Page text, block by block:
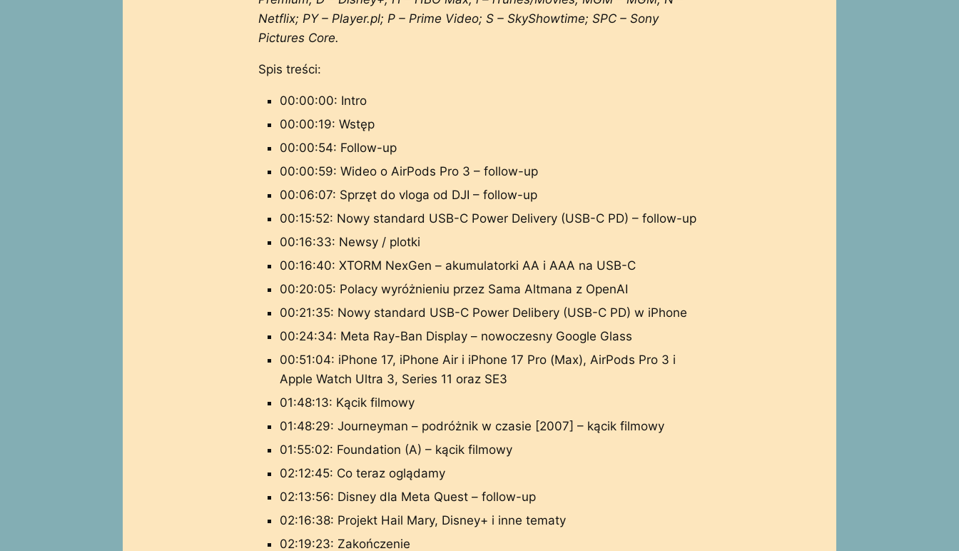
Netflix; PY – Player.pl; P – Prime Video; S – SkyShowtime; SPC – Sony
Pictures Core.
Spis treści:
00:00:00: Intro
00:00:19: Wstęp
00:00:54: Follow-up
00:00:59: Wideo o AirPods Pro 3 – follow-up
00:06:07: Sprzęt do vloga od DJI – follow-up
00:15:52: Nowy standard USB-C Power Delivery (USB-C PD) – follow-up
00:16:33: Newsy / plotki
00:16:40: XTORM NexGen – akumulatorki AA i AAA na USB-C
00:20:05: Polacy wyróżnieniu przez Sama Altmana z OpenAI
00:21:35: Nowy standard USB-C Power Delibery (USB-C PD) w iPhone
00:24:34: Meta Ray-Ban Display – nowoczesny Google Glass
00:51:04: iPhone 17, iPhone Air i iPhone 17 Pro (Max), AirPods Pro 3 i
Apple Watch Ultra 3, Series 11 oraz SE3
01:48:13: Kącik filmowy
01:48:29: Journeyman – podróżnik w czasie [2007] – kącik filmowy
01:55:02: Foundation (A) – kącik filmowy
02:12:45: Co teraz oglądamy
02:13:56: Disney dla Meta Quest – follow-up
02:16:38: Projekt Hail Mary, Disney+ i inne tematy
02:19:23: Zakończenie